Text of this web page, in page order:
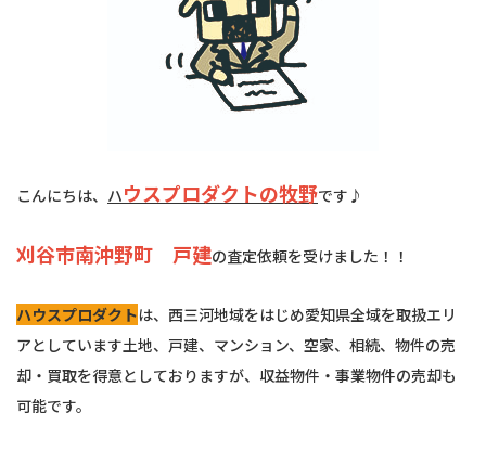
こんにちは、 ハウスプロダクトの牧野です♪
刈谷市南沖野町 戸建の査定依頼を受けました！！
ハウスプロダクトは、西三河地域をはじめ愛知県全域を取扱エリ
アとしています土地、戸建、マンション、空家、相続、物件の売
却・買取を得意としておりますが、収益物件・事業物件の売却も
可能です。